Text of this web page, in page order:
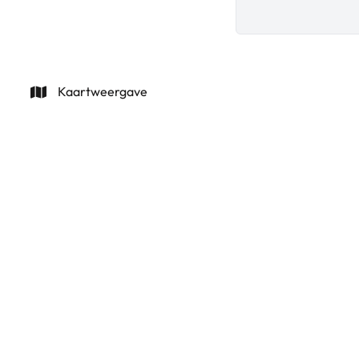
Kaartweergave